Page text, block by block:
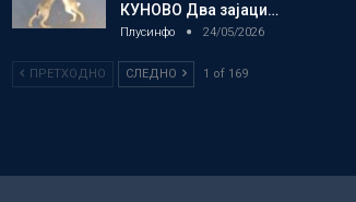
КУНОВО Два зајаци…
Плусинфо 24/05/2026
ПРЕТХОДНО СЛЕДНО 1 of 169